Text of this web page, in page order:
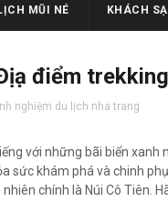
MŨI NÉ KHÁCH
điểm
nghiệm du lịch nha trang
với những bãi biển
sức khám phá và chinh
chính là Núi Cô Tiên.